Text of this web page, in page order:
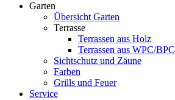
Garten
Übersicht Garten
Terrasse
Terrassen aus Holz
Terrassen aus WPC/BPC
Sichtschutz und Zäune
Farben
Grills und Feuer
Service